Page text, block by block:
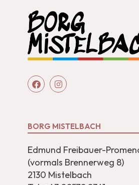
BORG MISTELBACH
Edmund Freibauer-
(vormals Brennerweg 8)
2130 Mistelbach